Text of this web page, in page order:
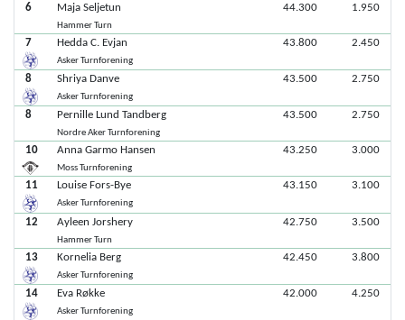
6 Maja Seljetun
Hammer Turn
44.300 1.950
7 Hedda C. Evjan
Asker Turnforening
43.800 2.450
8 Shriya Danve
Asker Turnforening
43.500 2.750
8 Pernille Lund Tandberg
Nordre Aker Turnforening
43.500 2.750
10 Anna Garmo Hansen
Moss Turnforening
43.250 3.000
11 Louise Fors-Bye
Asker Turnforening
43.150 3.100
12 Ayleen Jorshery
Hammer Turn
42.750 3.500
13 Kornelia Berg
Asker Turnforening
42.450 3.800
14 Eva Røkke
Asker Turnforening
42.000 4.250